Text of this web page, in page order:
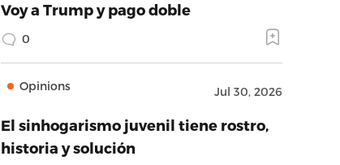
Voy a Trump y pago doble
0
Opinions Jul 30, 2026
El sinhogarismo juvenil tiene rostro,
historia y solución